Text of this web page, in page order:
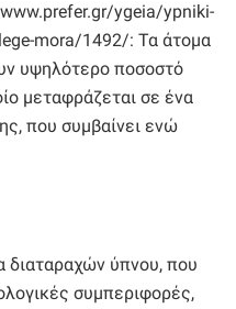
ygeia/ypniki-
mora/1492/: Τα άτομα
υψηλότερο ποσοστό
μεταφράζεται σε ένα
που συμβαίνει ενώ
διαταραχών ύπνου, που
συμπεριφορές,